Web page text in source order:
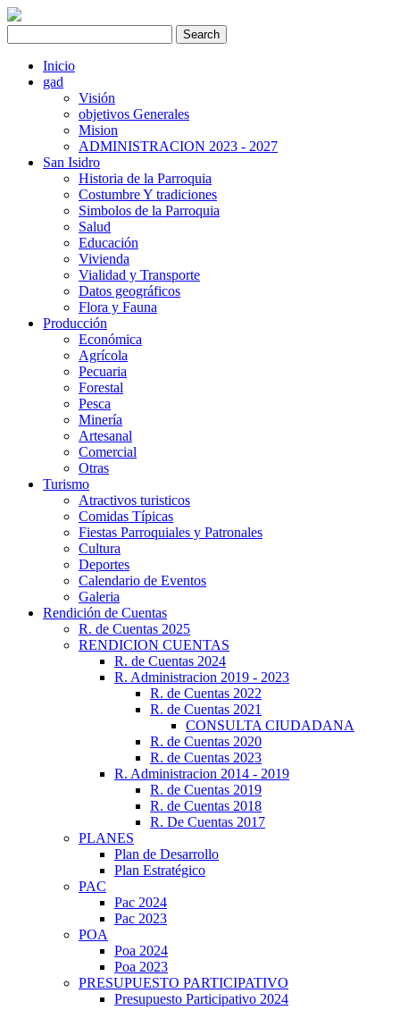
Inicio
gad
Visión
objetivos Generales
Mision
ADMINISTRACION 2023 - 2027
San Isidro
Historia de la Parroquia
Costumbre Y tradiciones
Simbolos de la Parroquia
Salud
Educación
Vivienda
Vialidad y Transporte
Datos geográficos
Flora y Fauna
Producción
Económica
Agrícola
Pecuaria
Forestal
Pesca
Minería
Artesanal
Comercial
Otras
Turismo
Atractivos turisticos
Comidas Típicas
Fiestas Parroquiales y Patronales
Cultura
Deportes
Calendario de Eventos
Galeria
Rendición de Cuentas
R. de Cuentas 2025
RENDICION CUENTAS
R. de Cuentas 2024
R. Administracion 2019 - 2023
R. de Cuentas 2022
R. de Cuentas 2021
CONSULTA CIUDADANA
R. de Cuentas 2020
R. de Cuentas 2023
R. Administracion 2014 - 2019
R. de Cuentas 2019
R. de Cuentas 2018
R. De Cuentas 2017
PLANES
Plan de Desarrollo
Plan Estratégico
PAC
Pac 2024
Pac 2023
POA
Poa 2024
Poa 2023
PRESUPUESTO PARTICIPATIVO
Presupuesto Participativo 2024